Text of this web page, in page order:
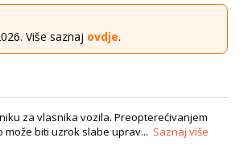
Više saznaj ovdje.
za vlasnika vozila. Preopterećivanjem
biti uzrok slabe uprav... Saznaj više